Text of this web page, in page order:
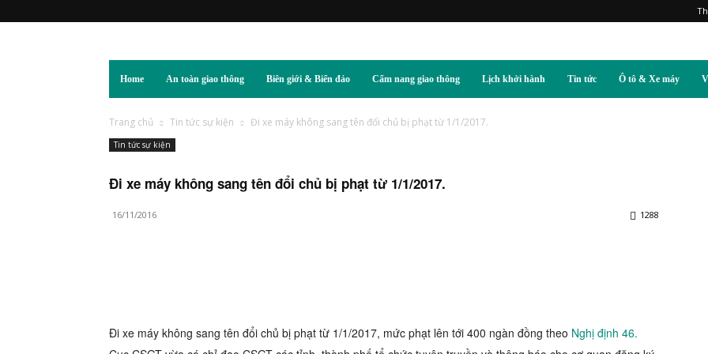
Home An toàn giao thông Biên giới & Biển đảo Cẩm nang giao thông Lịch khởi hành Tin tức Ô tô & Xe máy
Trang chủ Tin tức sự kiện Đi xe máy không sang tên đổi chủ bị phạt từ 1/1/2017.
Tin tức sự kiện
Đi xe máy không sang tên đổi chủ bị phạt từ 1/1/2017.
16/11/2016 1288
Đi xe máy không sang tên đổi chủ bị phạt từ 1/1/2017, mức phạt lên tới 400 ngàn đồng theo Nghị định 46.